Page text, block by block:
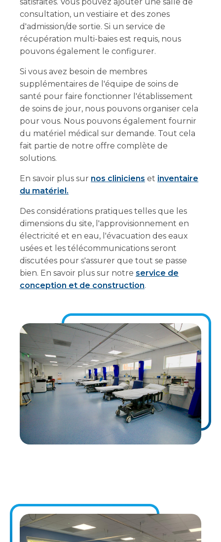
consultation, un vestiaire et des zones
d'admission/de sortie. Si un service de
récupération multi-baies est requis, nous
pouvons également le configurer.
Si vous avez besoin de membres
supplémentaires de l'équipe de soins de
santé pour faire fonctionner l'établissement
de soins de jour, nous pouvons organiser cela
pour vous. Nous pouvons également fournir
du matériel médical sur demande. Tout cela
fait partie de notre offre complète de
solutions.
En savoir plus sur nos cliniciens et inventaire
du matériel.
Des considérations pratiques telles que les
dimensions du site, l'approvisionnement en
électricité et en eau, l'évacuation des eaux
usées et les télécommunications seront
discutées pour s'assurer que tout se passe
bien. En savoir plus sur notre service de
conception et de construction.